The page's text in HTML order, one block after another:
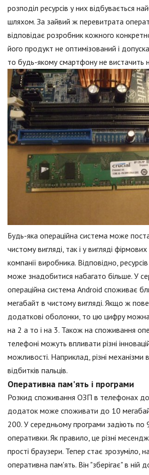
розподіл ресурсів у них відбувається
шляхом. За зайвий ж перевитрата
відповідає розробник кожного
його продукт не оптимізований і
то будь-якому смартфону не вистачить
Будь-яка операційна система може
чистому вигляді, так і у вигляді
компанії виробника. Відповідно,
може знадобитися набагато більше. У
операційна система Android споживає
мегабайт в чистому вигляді. Якщо ж
додаткові оболонки, то цю цифру
на 2 а то і на 3. Також на споживання
телефоні можуть впливати різні
можливості. Наприклад, різні механізми
відбитків пальців.
Оперативна пам'ять і програми
Розкид споживання ОЗП в телефонах
додаток може споживати до 10
200. У середньому програми задіють
оперативки. Як правило, це різні
прості браузери. Тепер стає зрозуміло,
оперативна пам'ять. Він "зберігає" в ній